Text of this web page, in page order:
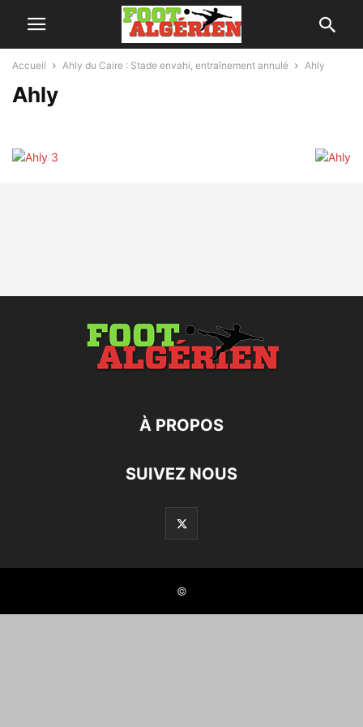
Accueil Ahly du Caire : Stade envahi, entraînement annulé Ahly
Ahly
À PROPOS
SUIVEZ NOUS
©